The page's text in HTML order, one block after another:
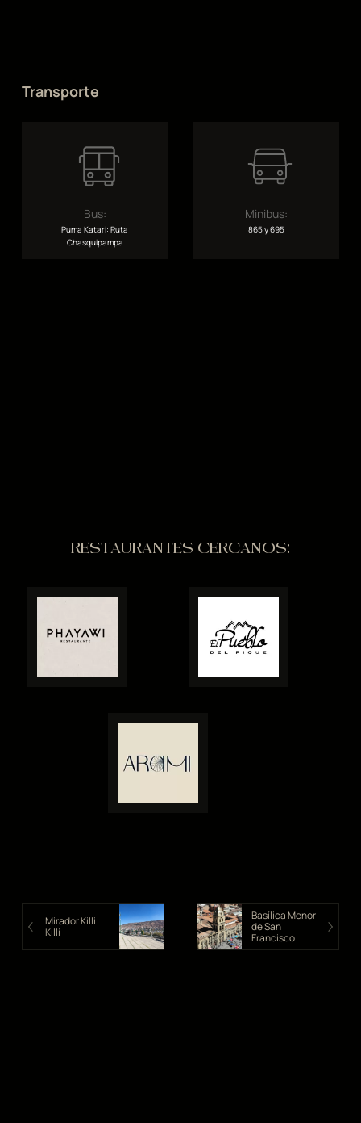
Transporte
Bus:
Puma Katari: Ruta
Chasquipampa
Minibus:
865 y 695
RESTAURANTES CERCANOS:
Mirador Killi
Killi
Basílica Menor
de San
Francisco